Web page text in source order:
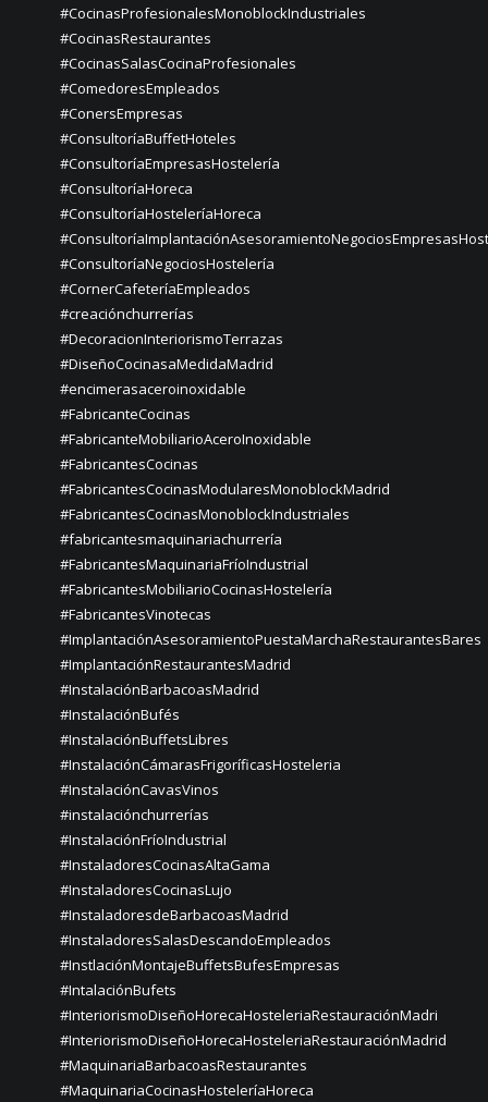
#CocinasProfesionalesMonoblockIndustriales
#CocinasRestaurantes
#CocinasSalasCocinaProfesionales
#ComedoresEmpleados
#ConersEmpresas
#ConsultoríaBuffetHoteles
#ConsultoríaEmpresasHostelería
#ConsultoríaHoreca
#ConsultoríaHosteleríaHoreca
#ConsultoríaNegociosHostelería
#CornerCafeteríaEmpleados
#creaciónchurrerías
#DecoracionInteriorismoTerrazas
#DiseñoCocinasaMedidaMadrid
#encimerasaceroinoxidable
#FabricanteCocinas
#FabricanteMobiliarioAceroInoxidable
#FabricantesCocinas
#FabricantesCocinasModularesMonoblockMadrid
#FabricantesCocinasMonoblockIndustriales
#fabricantesmaquinariachurrería
#FabricantesMaquinariaFríoIndustrial
#FabricantesMobiliarioCocinasHostelería
#FabricantesVinotecas
#ImplantaciónAsesoramientoPuestaMarchaRestaurantesBares
#ImplantaciónRestaurantesMadrid
#InstalaciónBarbacoasMadrid
#InstalaciónBufés
#InstalaciónBuffetsLibres
#InstalaciónCámarasFrigoríficasHosteleria
#InstalaciónCavasVinos
#instalaciónchurrerías
#InstalaciónFríoIndustrial
#InstaladoresCocinasAltaGama
#InstaladoresCocinasLujo
#InstaladoresdeBarbacoasMadrid
#InstaladoresSalasDescandoEmpleados
#InstlaciónMontajeBuffetsBufesEmpresas
#IntalaciónBufets
#InteriorismoDiseñoHorecaHosteleriaRestauraciónMadri
#InteriorismoDiseñoHorecaHosteleriaRestauraciónMadrid
#MaquinariaBarbacoasRestaurantes
#MaquinariaCocinasHosteleríaHoreca